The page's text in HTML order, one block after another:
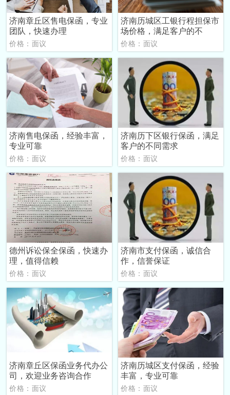
济南章丘区售电保函，专业
团队，快速办理
价格：面议
济南历城区工银行程担保市
场价格，满足客户的不
价格：面议
济南售电保函，经验丰富，
专业可靠
价格：面议
济南历下区银行保函，满足
客户的不同需求
价格：面议
德州诉讼保全保函，快速办
理，值得信赖
价格：面议
济南市支付保函，诚信合
作，信誉保证
价格：面议
济南章丘区保函业务代办公
司，欢迎业务咨询合作
价格：面议
济南历城区支付保函，经验
丰富，专业可靠
价格：面议